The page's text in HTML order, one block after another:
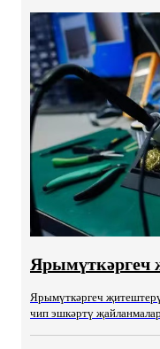
Ярымүткәргеч
Ярымүткәргеч
чип эшкәртү